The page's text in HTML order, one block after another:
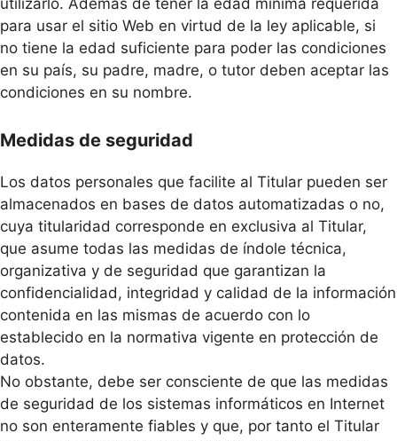
utilizarlo. Además de tener la edad mínima requerida
para usar el sitio Web en virtud de la ley aplicable, si
no tiene la edad suficiente para poder las condiciones
en su país, su padre, madre, o tutor deben aceptar las
condiciones en su nombre.
Medidas de seguridad
Los datos personales que facilite al Titular pueden ser
almacenados en bases de datos automatizadas o no,
cuya titularidad corresponde en exclusiva al Titular,
que asume todas las medidas de índole técnica,
organizativa y de seguridad que garantizan la
confidencialidad, integridad y calidad de la información
contenida en las mismas de acuerdo con lo
establecido en la normativa vigente en protección de
datos.
No obstante, debe ser consciente de que las medidas
de seguridad de los sistemas informáticos en Internet
no son enteramente fiables y que, por tanto el Titular